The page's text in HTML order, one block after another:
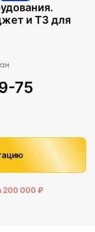
и ТЗ для
75
200 000 ₽